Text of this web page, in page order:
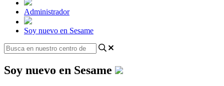
Administrador
Soy nuevo en Sesame
Soy nuevo en Sesame